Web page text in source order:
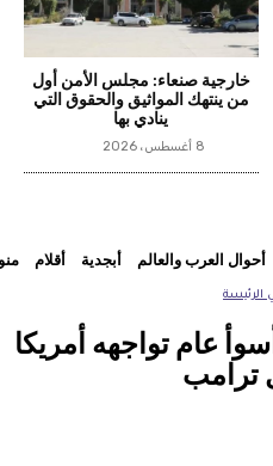
خارجية صنعاء: مجلس الأمن أول
من ينتهك المواثيق والحقوق التي
ينادي بها
8 أغسطس، 2026